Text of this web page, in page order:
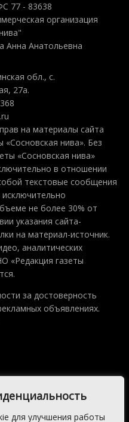
для улучшения работы
77 - 83638
организация
Анна Анатольевна
обл., с.
27а.
на материалы сайта
нива». Без
«Сосновская нива»
в отношении
текстовые сообщения
не более 30% от
указания сайта-
на материал-источник.
аналитических
«Редакция газеты
за достоверность
объявлениях.